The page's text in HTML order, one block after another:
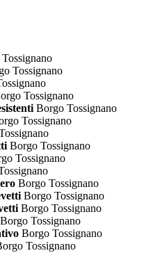
Tossignano
Tossignano
Borgo Tossignano
Tossignano
Borgo Tossignano
Tossignano
Borgo Tossignano
Borgo Tossignano
Borgo Tossignano
Borgo Tossignano
Borgo Tossignano
Tossignano